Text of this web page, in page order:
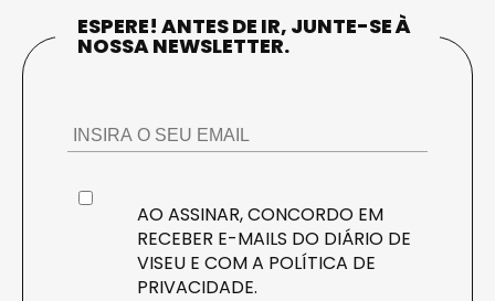
ESPERE! ANTES DE IR, JUNTE-SE À
NOSSA NEWSLETTER.
AO ASSINAR, CONCORDO EM
RECEBER E-MAILS DO DIÁRIO DE
VISEU E COM A POLÍTICA DE
PRIVACIDADE.